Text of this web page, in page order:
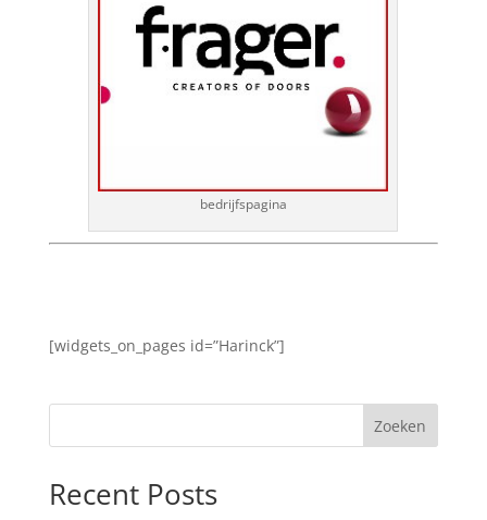
bedrijfspagina
[widgets_on_pages id=”Harinck”]
Zoeken
Recent Posts